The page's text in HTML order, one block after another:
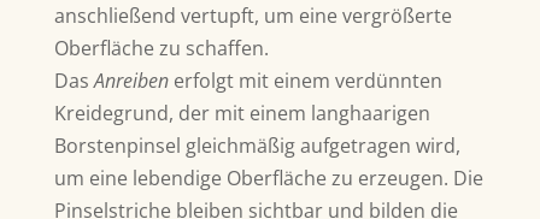
anschließend vertupft, um eine vergrößerte
Oberfläche zu schaffen.
DasAnreibenerfolgt mit einem verdünnten
Kreidegrund, der mit einem langhaarigen
Borstenpinsel gleichmäßig aufgetragen wird,
um eine lebendige Oberfläche zu erzeugen. Die
Pinselstriche bleiben sichtbar und bilden die